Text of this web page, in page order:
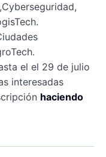
el el 29 de julio
interesadas
haciendo